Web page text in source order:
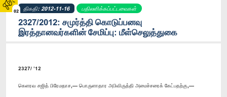
02 திகதி: 2012-11-16 பதிலளிக்கப்பட்டவைகள்
2327/2012: சமுர்த்தி கொடுப்பனவு
இரத்தானவர்களின் சேமிப்பு: மீள்செலுத்துகை
2327/ ’12
கெளரவ சஜித் பிரேமதாச,— பொருளாதார அபிவிருத்தி அமைச்சரைக் கேட்பதற்கு,—